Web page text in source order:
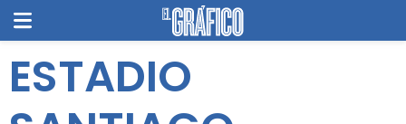
ESTADIO